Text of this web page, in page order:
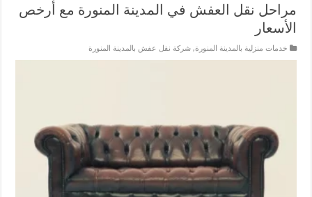
مراحل نقل العفش في المدينة المنورة مع أرخص
الأسعار
خدمات منزلية بالمدينة المنورة,شركة نقل عفش بالمدينة المنورة